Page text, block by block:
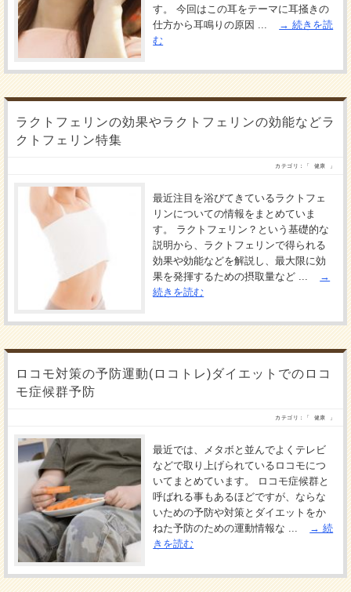
す。 今回はこの耳をテーマに耳掻きの
仕方から耳鳴りの原因 ...
続きを読
む
ラクトフェリンの効果やラクトフェリンの効能などラ
クトフェリン特集
カテゴリ：「 健康 」
最近注目を浴びてきているラクトフェ
リンについての情報をまとめていま
す。 ラクトフェリン？という基礎的な
説明から、ラクトフェリンで得られる
効果や効能などを解説し、最大限に効
果を発揮するための摂取量など ...
続きを読む
ロコモ対策の予防運動(ロコトレ)ダイエットでのロコ
モ症候群予防
カテゴリ：「 健康 」
最近では、メタボと並んでよくテレビ
などで取り上げられているロコモにつ
いてまとめています。 ロコモ症候群と
呼ばれる事もあるほどですが、ならな
いための予防や対策とダイエットをか
ねた予防のための運動情報な ...
続
きを読む